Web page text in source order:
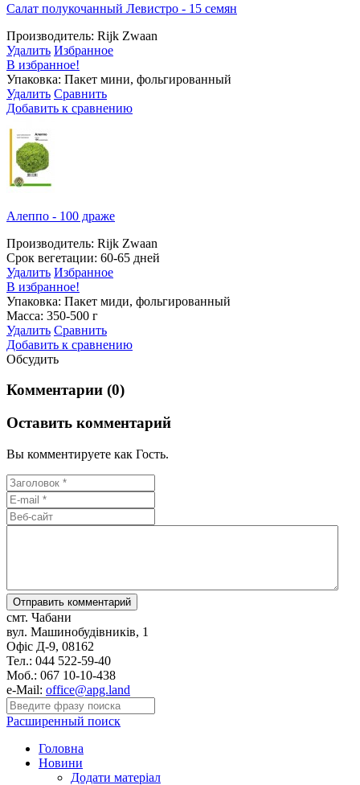
Салат полукочанный Левистро - 15 семян
Производитель: Rijk Zwaan
Удалить Избранное
В избранное!
Упаковка: Пакет мини, фольгированный
Удалить Сравнить
Добавить к сравнению
Алеппо - 100 драже
Производитель: Rijk Zwaan
Срок вегетации: 60-65 дней
Удалить Избранное
В избранное!
Упаковка: Пакет миди, фольгированный
Масса: 350-500 г
Удалить Сравнить
Добавить к сравнению
Обсудить
Комментарии (0)
Оставить комментарий
Вы комментируете как Гость.
смт. Чабани
вул. Машинобудівників, 1
Офіс Д-9, 08162
Тел.: 044 522-59-40
Моб.: 067 10-10-438
e-Mail: office@apg.land
Расширенный поиск
Головна
Новини
Додати матеріал